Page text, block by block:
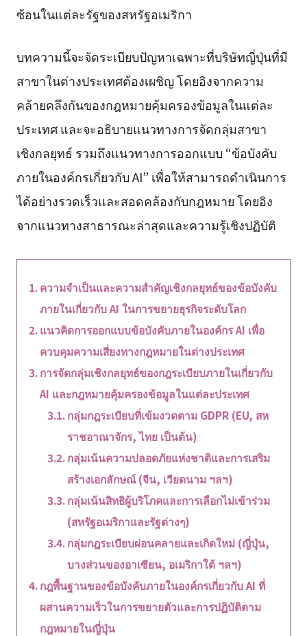
ซ้อนในแต่ละรัฐของสหรัฐอเมริกา
บทความนี้จะจัดระเบียบปัญหาเฉพาะที่บริษัทญี่ปุ่นที่มี
สาขาในต่างประเทศต้องเผชิญ โดยอิงจากความ
คล้ายคลึงกันของกฎหมายคุ้มครองข้อมูลในแต่ละ
ประเทศ และจะอธิบายแนวทางการจัดกลุ่มสาขา
เชิงกลยุทธ์ รวมถึงแนวทางการออกแบบ “ข้อบังคับ
ภายในองค์กรเกี่ยวกับ AI” เพื่อให้สามารถดำเนินการ
ได้อย่างรวดเร็วและสอดคล้องกับกฎหมาย โดยอิง
จากแนวทางสาธารณะล่าสุดและความรู้เชิงปฏิบัติ
ความจำเป็นและความสำคัญเชิงกลยุทธ์ของข้อบังคับ
ภายในเกี่ยวกับ AI ในการขยายธุรกิจระดับโลก
แนวคิดการออกแบบข้อบังคับภายในองค์กร AI เพื่อ
ควบคุมความเสี่ยงทางกฎหมายในต่างประเทศ
การจัดกลุ่มเชิงกลยุทธ์ของกฎระเบียบภายในเกี่ยวกับ
AI และกฎหมายคุ้มครองข้อมูลในแต่ละประเทศ
กลุ่มกฎระเบียบที่เข้มงวดตาม GDPR (EU, สห
ราชอาณาจักร, ไทย เป็นต้น)
กลุ่มเน้นความปลอดภัยแห่งชาติและการเสริม
สร้างเอกลักษณ์ (จีน, เวียดนาม ฯลฯ)
กลุ่มเน้นสิทธิผู้บริโภคและการเลือกไม่เข้าร่วม
(สหรัฐอเมริกาและรัฐต่างๆ)
กลุ่มกฎระเบียบผ่อนคลายและเกิดใหม่ (ญี่ปุ่น,
บางส่วนของอาเซียน, อเมริกาใต้ ฯลฯ)
กฎพื้นฐานของข้อบังคับภายในองค์กรเกี่ยวกับ AI ที่
ผสานความเร็วในการขยายตัวและการปฏิบัติตาม
กฎหมายในญี่ปุ่น